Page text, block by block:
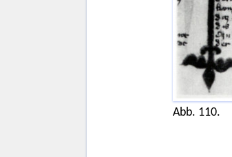
Abb. 110.